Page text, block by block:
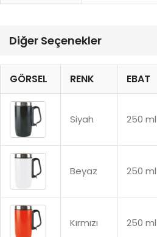
Diğer Seçenekler
GÖRSEL RENK EBAT
Siyah 250 ml
Beyaz 250 ml
Kırmızı 250 ml